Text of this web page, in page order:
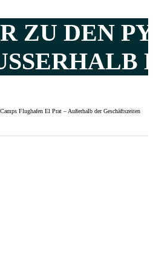
ZU DEN
Flughafen El Prat – Außerhalb der Geschäftszeiten